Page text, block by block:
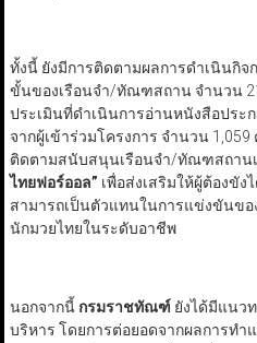
ทั้งนี้ ยังมีการติดตามผลการดำเนินกิ
ขั้นของเรือนจำ/ทัณฑสถาน จำนวน
ประเมินที่ดำเนินการอ่านหนังสือประ
จากผู้เข้าร่วมโครงการ จำนวน
ติดตามสนับสนุนเรือนจำ/ทัณฑสถาน
ไทยฟอร์ออล” เพื่อส่งเสริมให้ผู้ต้องขัง
สามารถเป็นตัวแทนในการแข่งขันข
นักมวยไทยในระดับอาชีพ
นอกจากนี้ กรมราชทัณฑ์ ยังได้มีแนว
บริหาร โดยการต่อยอดจากผลการท